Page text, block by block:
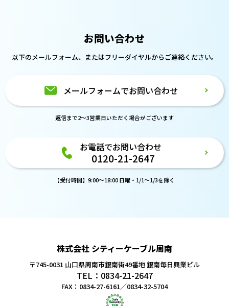
お問い合わせ
以下のメールフォーム、またはフリーダイヤルからご連絡ください。
メールフォームでお問い合わせ
返信まで2～3営業日いただく場合がございます
お電話でお問い合わせ
0120-21-2647
【受付時間】9:00～18:00 日曜・1/1～1/3を除く
株式会社 シティーケーブル周南
〒745-0031 山口県周南市銀南街49番地銀南毎日興業ビル
TEL：0834-21-2647
FAX：0834-27-6161／0834-32-5704